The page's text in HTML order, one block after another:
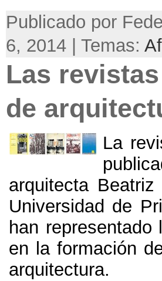
Publicado por
6, 2014 | Temas:
Las
de
La
arquitecta
Universidad de
han
en la formación
arquitectura.